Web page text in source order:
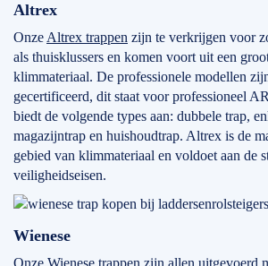
Altrex
Onze Altrex trappen zijn te verkrijgen voor
als thuisklussers en komen voort uit een
klimmateriaal. De professionele modellen
gecertificeerd, dit staat voor professioneel
biedt de volgende types aan: dubbele trap,
magazijntrap en huishoudtrap. Altrex is de
gebied van klimmateriaal en voldoet aan de
veiligheidseisen.
Wienese
Onze Wienese trappen zijn allen uitgevoerd